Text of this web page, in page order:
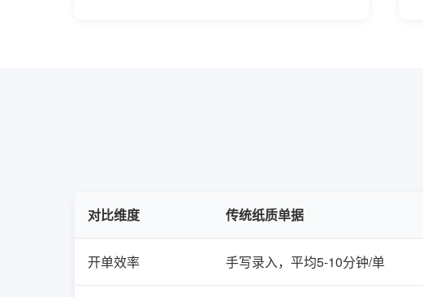
对比维度 传统纸质单据
开单效率 手写录入，平均5-10分钟/单